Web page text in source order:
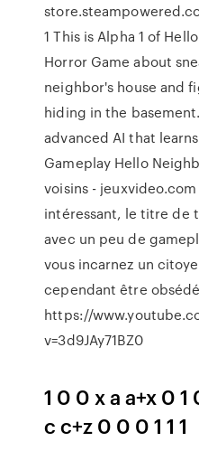
1 This is Alpha 1 of
Horror Game about
neighbor's house and
hiding in the
advanced AI that
Gameplay Hello
voisins -
intéressant, le titre de
avec un peu de
vous incarnez un
cependant être
https://
v=3d9JAy71BZ0
1 0 0 x a a+x 0 1
c c+z 0 0 0 1 1 1